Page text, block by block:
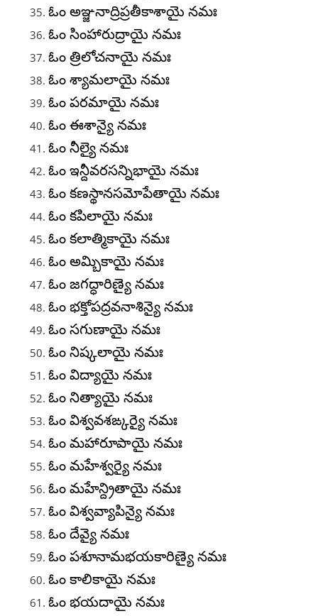
ఓం అఞ్జనాద్రిప్రతీకాశాయై నమః
ఓం సింహారుద్రాయై నమః
ఓం త్రిలోచనాయై నమః
ఓం శ్యామలాయై నమః
ఓం పరమాయై నమః
ఓం ఈశాన్యై నమః
ఓం నీల్యై నమః
ఓం ఇన్దీవరసన్నిభాయై నమః
ఓం కణస్థానసమోపేతాయై నమః
ఓం కపిలాయై నమః
ఓం కలాత్మికాయై నమః
ఓం అమ్బికాయై నమః
ఓం జగద్ధారిణ్యై నమః
ఓం భక్తోపద్రవనాశిన్యై నమః
ఓం సగుణాయై నమః
ఓం నిష్కలాయై నమః
ఓం విద్యాయై నమః
ఓం నిత్యాయై నమః
ఓం విశ్వవశఙ్కర్యై నమః
ఓం మహారూపాయై నమః
ఓం మహేశ్వర్యై నమః
ఓం మహేన్ద్రితాయై నమః
ఓం విశ్వవ్యాపిన్యై నమః
ఓం దేవ్యై నమః
ఓం పశూనామభయకారిణ్యై నమః
ఓం కాలికాయై నమః
ఓం భయదాయై నమః